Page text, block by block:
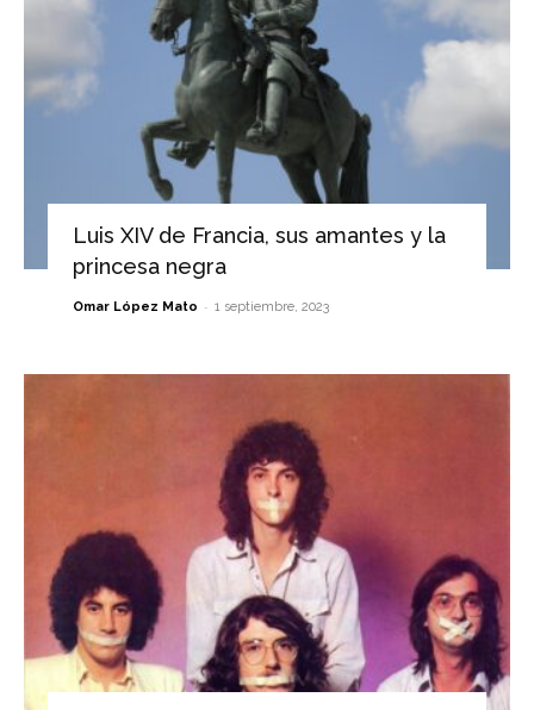
Luis XIV de Francia, sus amantes y la
princesa negra
Omar López Mato - 1 septiembre, 2023